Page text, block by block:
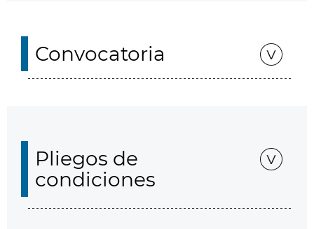
Convocatoria
Pliegos de
condiciones